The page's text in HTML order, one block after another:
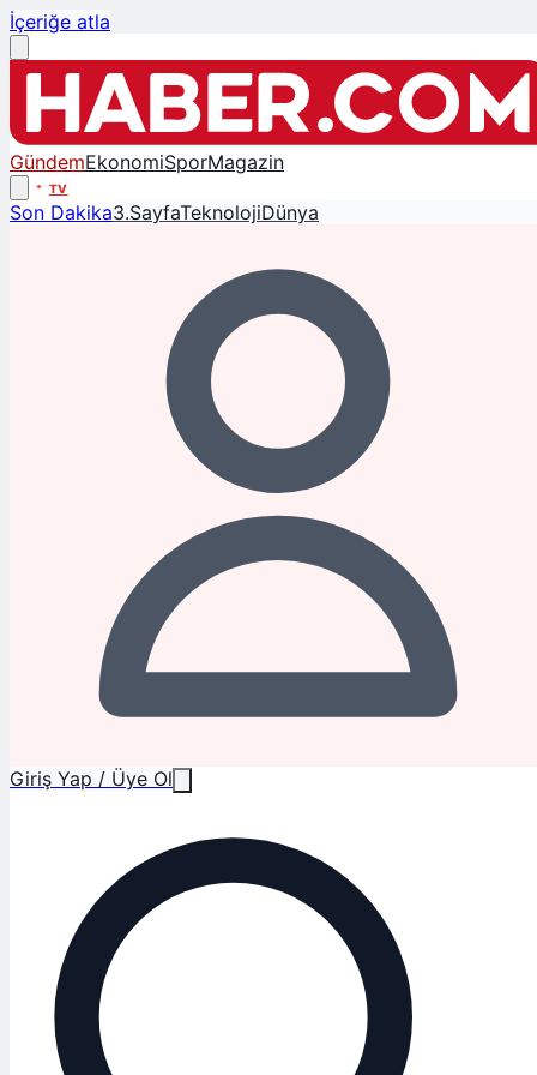
İçeriğe atla
GündemEkonomiSporMagazin
TV
Son Dakika3.SayfaTeknolojiDünya
Giriş Yap / Üye Ol